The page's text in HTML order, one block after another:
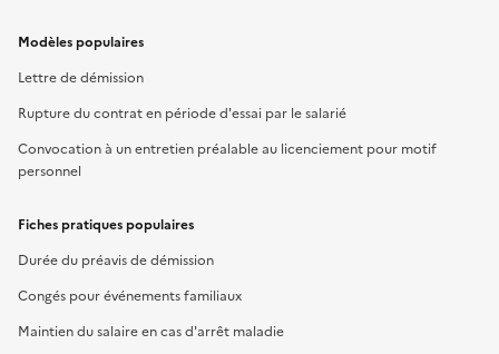
Modèles populaires
Lettre de démission
Rupture du contrat en période d'essai par le salarié
Convocation à un entretien préalable au licenciement pour motif
personnel
Fiches pratiques populaires
Durée du préavis de démission
Congés pour événements familiaux
Maintien du salaire en cas d'arrêt maladie